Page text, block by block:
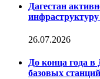
Дагестан
26.07.2026
До конца года в
базовых станций